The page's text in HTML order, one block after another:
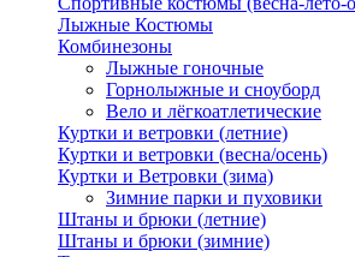
Лыжные Костюмы
Комбинезоны
Лыжные гоночные
Горнолыжные и сноуборд
Вело и лёгкоатлетические
Куртки и ветровки (летние)
Куртки и ветровки (весна/осень)
Куртки и Ветровки (зима)
Зимние парки и пуховики
Штаны и брюки (летние)
Штаны и брюки (зимние)